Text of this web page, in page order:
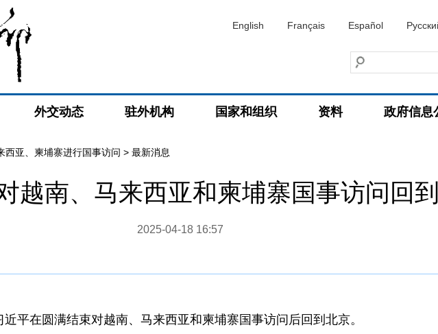
English Français Español
外交动态 驻外机构 国家和组织 资料 政府信息
西亚、柬埔寨进行国事访问 > 最新消息
越南、马来西亚和柬埔寨国事访问回
2025-04-18 16:57
平在圆满结束对越南、马来西亚和柬埔寨国事访问后回到北京。